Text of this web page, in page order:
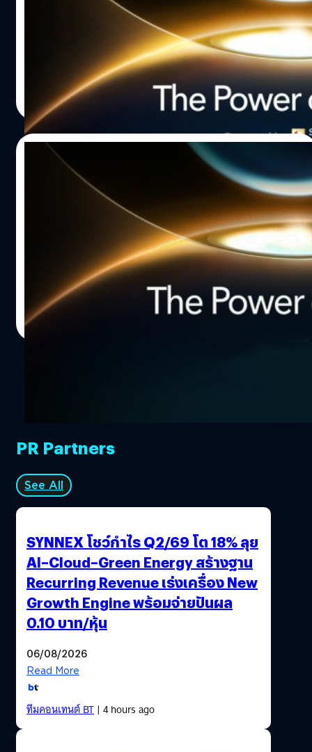
ซีอีโอของ Honor ได้โพสต์เฟซบุ๊กโชว์ภาพทีเซอร์สมาร์ตโฟน
Magic รุ่นใหม่ มาพร้อมชิปเซ็ตตัวท็อป Snapdragon 8 Gen 1
ซึ่งจะเปิดตัวในงาน MWC 2022
ภควัต ขจิตวิชยานุกูล| 1637 days ago
Read More
28/01/2022
Honor ยืนยัน เข้าร่วมงาน MWC ในวันที่ 28
Honor ได้ประกาศยืนยันว่าจะเข้าร่วมจัดอีเวนต์ภายในงาน
มหกรรมการจัดแสดงสมาร์ตโฟนระดับโลก MWC ประจำปี
2022 นี้ ในวันที่ 28 กุมภาพันธ์ 2022 นี้
ปรีดี ฤกษ์วลีกุล
Read More
PR Partners
See All
SYNNEX โชว์กำไร Q2/69 โต 18% ลุย
AI–Cloud–Green Energy สร้างฐาน
Recurring Revenue เร่งเครื่อง New
Growth Engine พร้อมจ่ายปันผล
0.10 บาท/หุ้น
06/08/2026
Read More
ทีมคอนเทนต์ BT| 4 hours ago